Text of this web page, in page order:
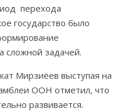
перехода
государство было
сложной задачей.
Мирзиёев выступая на
ООН отметил, что
развивается.